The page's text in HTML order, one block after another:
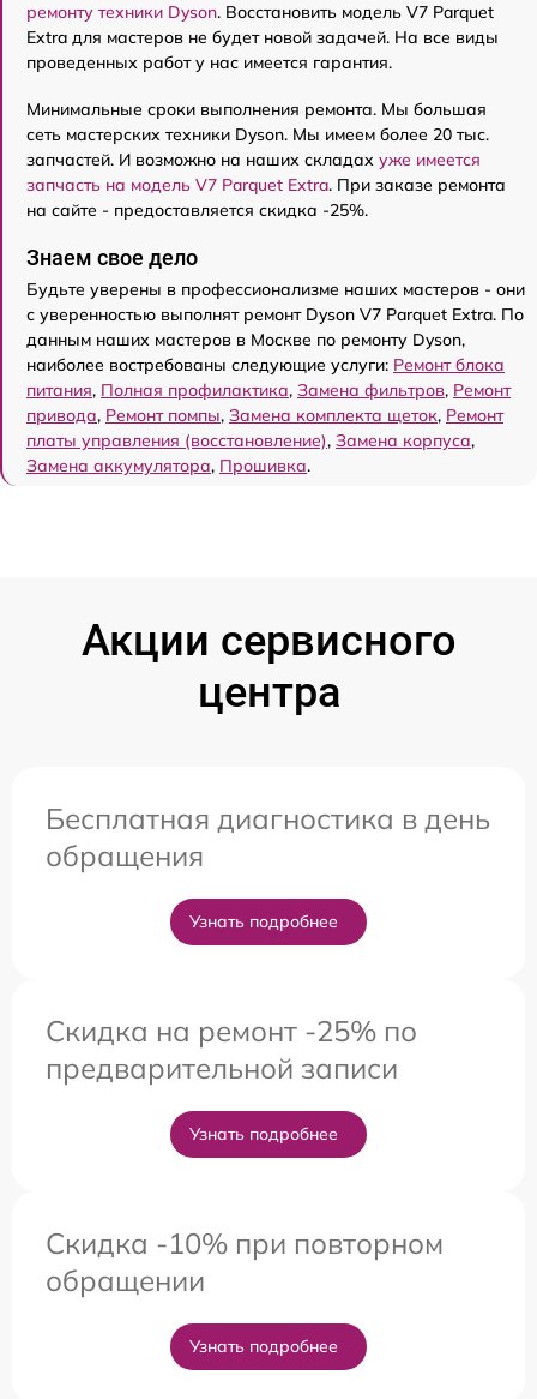
ремонту техники Dyson. Восстановить модель V7 Parquet
Extra для мастеров не будет новой задачей. На все виды
проведенных работ у нас имеется гарантия.
Минимальные сроки выполнения ремонта. Мы большая
сеть мастерских техники Dyson. Мы имеем более 20 тыс.
запчастей. И возможно на наших складах уже имеется
запчасть на модель V7 Parquet Extra. При заказе ремонта
на сайте - предоставляется скидка -25%.
Знаем свое дело
Будьте уверены в профессионализме наших мастеров - они
с уверенностью выполнят ремонт Dyson V7 Parquet Extra. По
данным наших мастеров в Москве по ремонту Dyson,
наиболее востребованы следующие услуги: Ремонт блока
питания, Полная профилактика, Замена фильтров, Ремонт
привода, Ремонт помпы, Замена комплекта щеток, Ремонт
платы управления (восстановление), Замена корпуса,
Замена аккумулятора, Прошивка.
Акции сервисного
центра
Бесплатная диагностика в день
обращения
Узнать подробнее
Скидка на ремонт -25% по
предварительной записи
Узнать подробнее
Скидка -10% при повторном
обращении
Узнать подробнее